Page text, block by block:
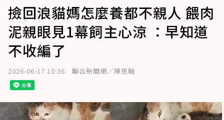
撿回浪貓媽怎麼養都不親人 餵肉
泥親眼見1幕飼主心涼 ：早知道
不收編了
2026-06-17 10:36 聯合新聞網／陳思翰